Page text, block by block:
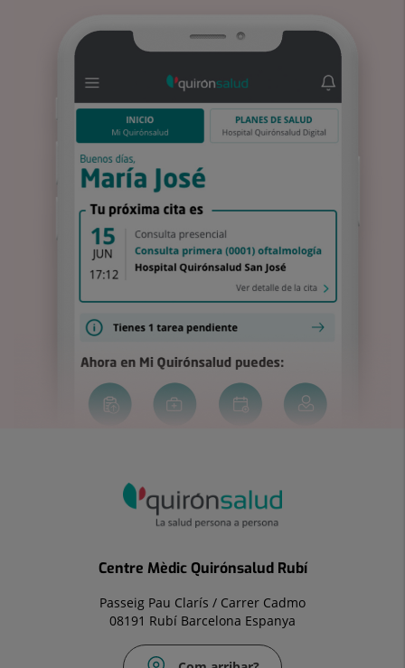
Centre Mèdic Quirónsalud Rubí
Passeig Pau Clarís / Carrer Cadmo
08191 Rubí Barcelona Espanya